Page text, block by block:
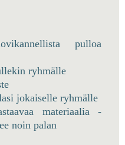
pulloa
ryhmälle
jokaiselle ryhmälle
materiaalia -
noin palan